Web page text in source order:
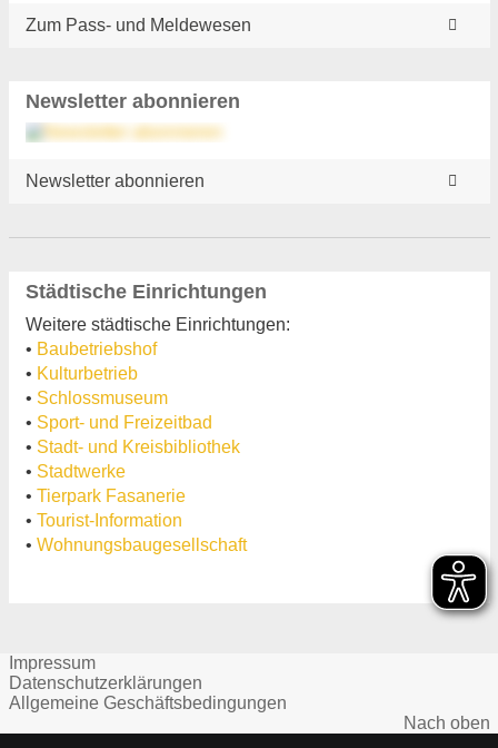
Zum Pass- und Meldewesen
Newsletter abonnieren
Newsletter abonnieren
Städtische Einrichtungen
Weitere städtische Einrichtungen:
• Baubetriebshof
• Kulturbetrieb
• Schlossmuseum
• Sport- und Freizeitbad
• Stadt- und Kreisbibliothek
• Stadtwerke
• Tierpark Fasanerie
• Tourist-Information
• Wohnungsbaugesellschaft
Impressum
Datenschutzerklärungen
Allgemeine Geschäftsbedingungen
Nach oben